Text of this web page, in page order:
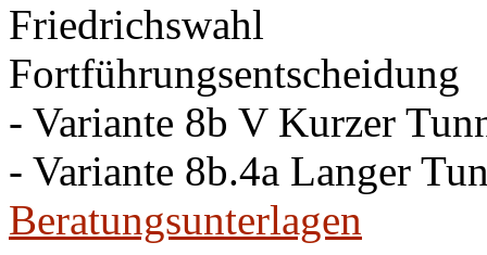
Friedrichswahl
Fortführungsentscheidung
- Variante 8b V Kurzer
- Variante 8b.4a Langer
Beratungsunterlagen